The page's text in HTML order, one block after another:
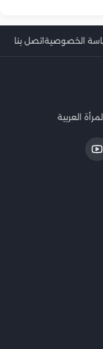
الخصوصيةاتصل بنا
العربية